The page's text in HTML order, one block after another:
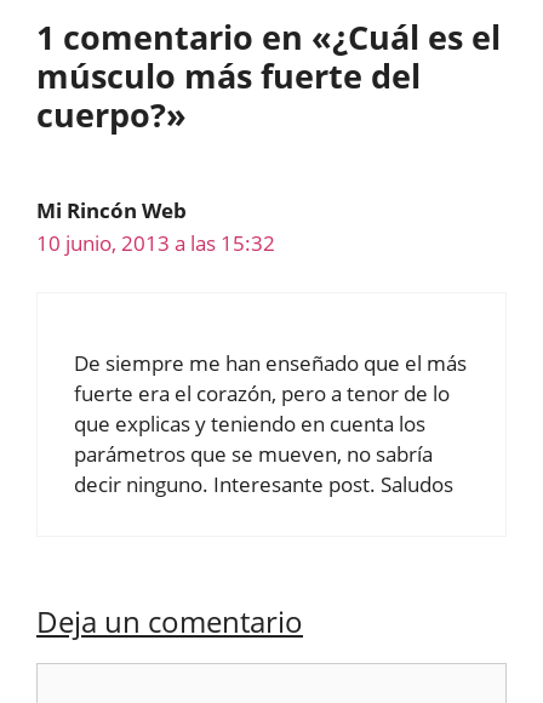
1 comentario en «¿Cuál es el
músculo más fuerte del
cuerpo?»
Mi Rincón Web
10 junio, 2013 a las 15:32
De siempre me han enseñado que el más
fuerte era el corazón, pero a tenor de lo
que explicas y teniendo en cuenta los
parámetros que se mueven, no sabría
decir ninguno. Interesante post. Saludos
Deja un comentario